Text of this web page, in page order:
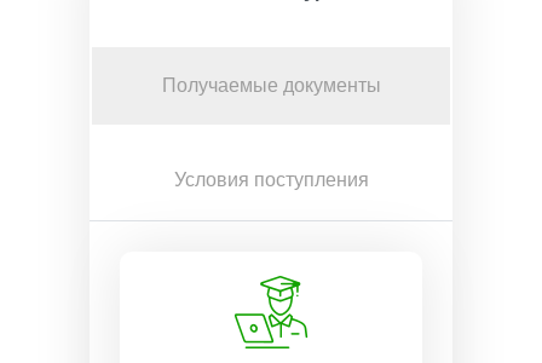
Получаемые документы
Условия поступления